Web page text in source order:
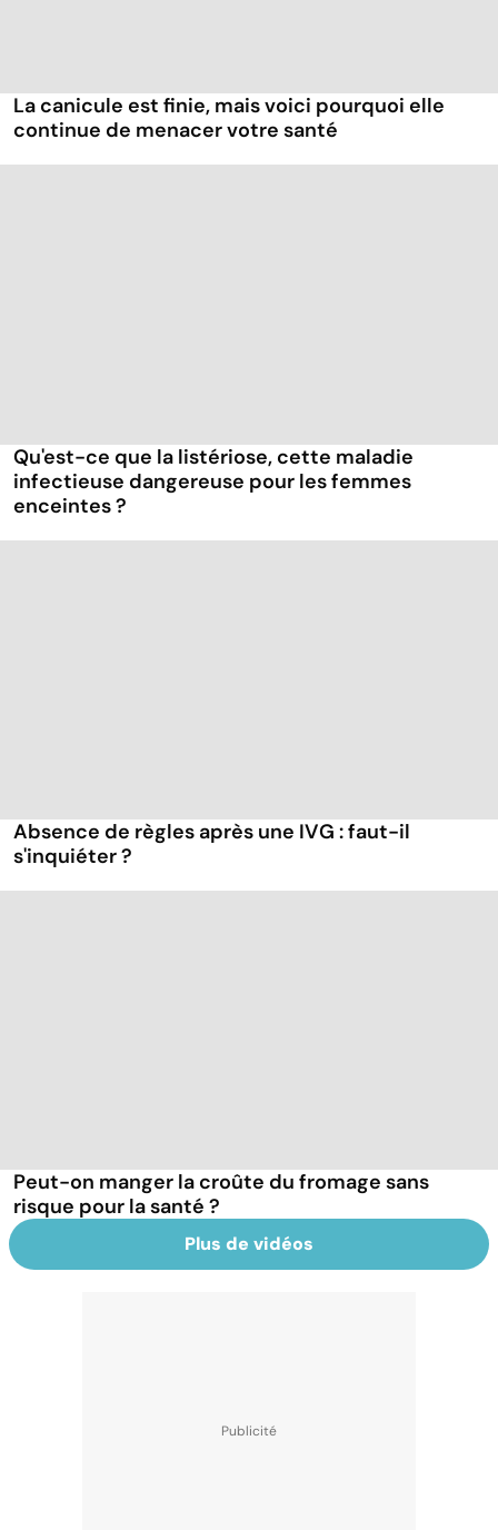
La canicule est finie, mais voici pourquoi elle
continue de menacer votre santé
Qu'est-ce que la listériose, cette maladie
infectieuse dangereuse pour les femmes
enceintes ?
Absence de règles après une IVG : faut-il
s'inquiéter ?
Peut-on manger la croûte du fromage sans
risque pour la santé ?
Plus de vidéos